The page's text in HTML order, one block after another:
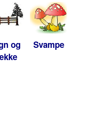
og
Svampe